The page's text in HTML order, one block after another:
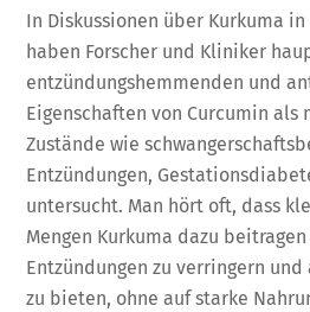
In Diskussionen über Kurkuma
haben Forscher und Kliniker
entzündungshemmenden und
Eigenschaften von Curcumin
Zustände wie
Entzündungen,
untersucht. Man hört oft, dass
Mengen Kurkuma dazu
Entzündungen zu verringern
zu bieten, ohne auf starke